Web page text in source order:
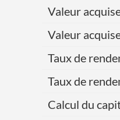
Valeur
Valeur
Taux de
Taux de
Calcul du